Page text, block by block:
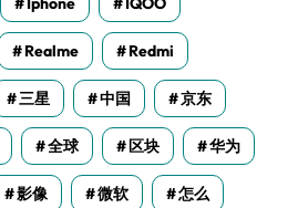
Realme Redmi
三星 中国 京东
全球 区块 华为
影像 微软 怎么